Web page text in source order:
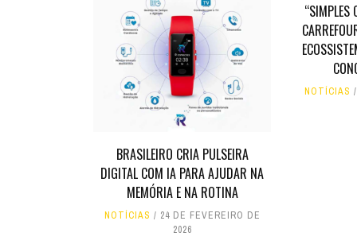
BRASILEIRO CRIA PULSEIRA
DIGITAL COM IA PARA AJUDAR NA
MEMÓRIA E NA ROTINA
NOTÍCIAS
24 DE FEVEREIRO DE
2026
“SIMPLES
NOTÍCIAS